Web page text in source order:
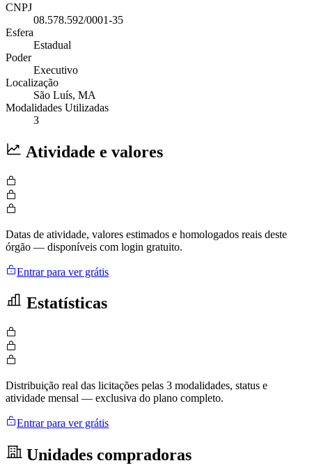
CNPJ
08.578.592/0001-35
Esfera
Estadual
Poder
Executivo
Localização
São Luís, MA
Modalidades Utilizadas
3
Atividade e valores
Datas de atividade, valores estimados e homologados reais deste
órgão — disponíveis com login gratuito.
Entrar para ver grátis
Estatísticas
Distribuição real das licitações pelas 3 modalidades, status e
atividade mensal — exclusiva do plano completo.
Entrar para ver grátis
Unidades compradoras